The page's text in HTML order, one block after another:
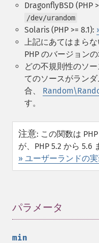
DragonflyBSD (PHP
/dev/urandom
Solaris (PHP >= 8.1):
上記にあてはまら
PHP のバージョン
どの不規則性のソ
てのソースがラン
合、
す。
注意: この関数は
が、PHP 5.2 から 5.6
» ユーザーランドの
パラメータ
min